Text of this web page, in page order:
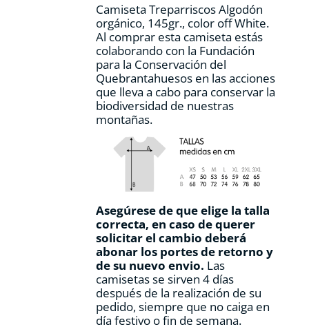
de
producto
Camiseta Treparriscos Algodón
orgánico, 145gr., color off White.
Al comprar esta camiseta estás
colaborando con la Fundación
para la Conservación del
Quebrantahuesos en las acciones
que lleva a cabo para conservar la
biodiversidad de nuestras
montañas.
Asegúrese de que elige la talla
correcta, en caso de querer
solicitar el cambio deberá
abonar los portes de retorno y
de su nuevo envio. Las
camisetas se sirven 4 días
después de la realización de su
pedido, siempre que no caiga en
día festivo o fin de semana.